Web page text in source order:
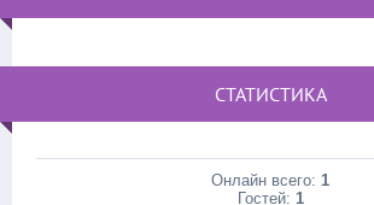
СТАТИСТИКА
Онлайн всего: 1
Гостей: 1